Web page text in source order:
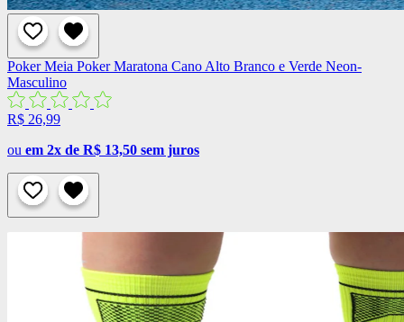
Poker Meia Poker Maratona Cano Alto Branco e Verde Neon-
Masculino
R$ 26,99
ou em 2x de R$ 13,50 sem juros